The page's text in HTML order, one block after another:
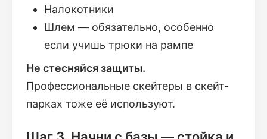
Налокотники
Шлем — обязательно, особенно
если учишь трюки на рампе
Не стесняйся защиты.
Профессиональные скейтеры в скейт-
парках тоже её используют.